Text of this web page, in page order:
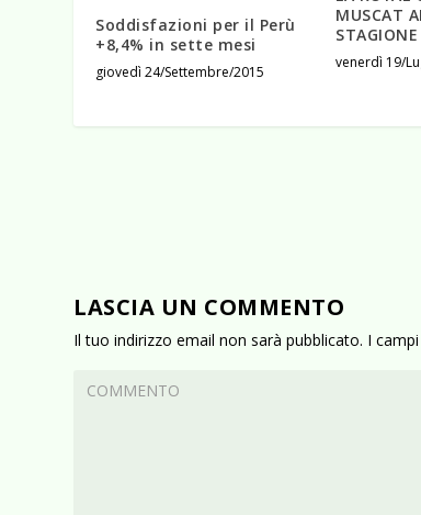
Soddisfazioni per il Perù
+8,4% in sette mesi
giovedì 24/Settembre/2015
MUSCAT
venerdì 19/
LASCIA UN COMMENTO
Il tuo indirizzo email non sarà pubblicato. I